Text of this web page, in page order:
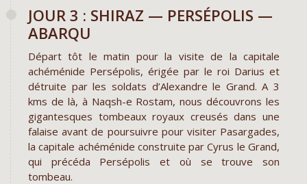
JOUR 3 : SHIRAZ — PERSÉPOLIS —
ABARQU
Départ tôt le matin pour la visite de la capitale
achéménide Persépolis, érigée par le roi Darius et
détruite par les soldats d’Alexandre le Grand. A 3
kms de là, à Naqsh-e Rostam, nous découvrons les
gigantesques tombeaux royaux creusés dans une
falaise avant de poursuivre pour visiter Pasargades,
la capitale achéménide construite par Cyrus le Grand,
qui précéda Persépolis et où se trouve son
tombeau.